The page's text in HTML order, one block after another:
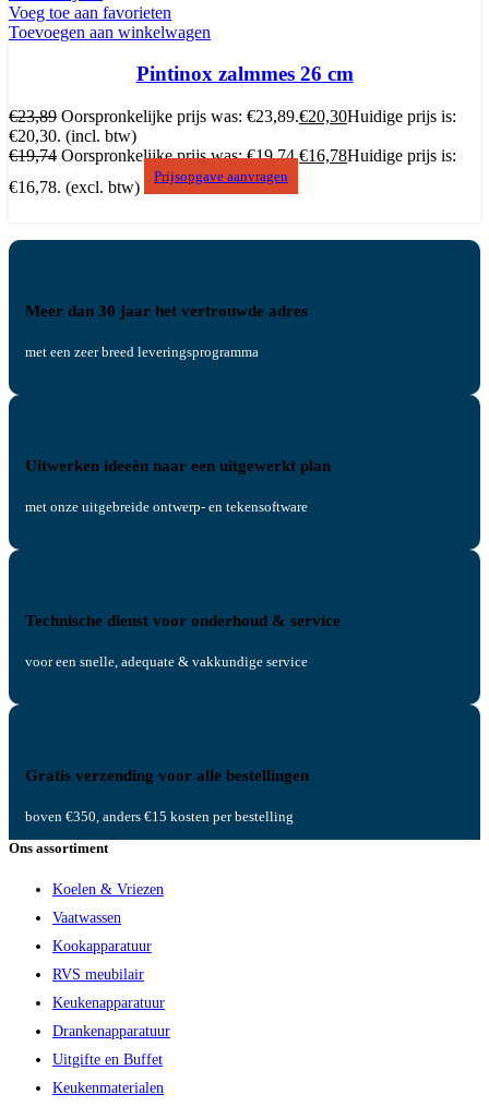
Voeg toe aan favorieten
Toevoegen aan winkelwagen
Pintinox zalmmes 26 cm
€23,89 Oorspronkelijke prijs was: €23,89.€20,30Huidige prijs is:
€20,30. (incl. btw)
€19,74 Oorspronkelijke prijs was: €19,74.€16,78Huidige prijs is:
€16,78. (excl. btw)
Prijsopgave aanvragen
Meer dan 30 jaar het vertrouwde adres
met een zeer breed leveringsprogramma
Uitwerken ideeën naar een uitgewerkt plan
met onze uitgebreide ontwerp- en tekensoftware
Technische dienst voor onderhoud & service
voor een snelle, adequate & vakkundige service
Gratis verzending voor alle bestellingen
boven €350, anders €15 kosten per bestelling
Ons assortiment
Koelen & Vriezen
Vaatwassen
Kookapparatuur
RVS meubilair
Keukenapparatuur
Drankenapparatuur
Uitgifte en Buffet
Keukenmaterialen